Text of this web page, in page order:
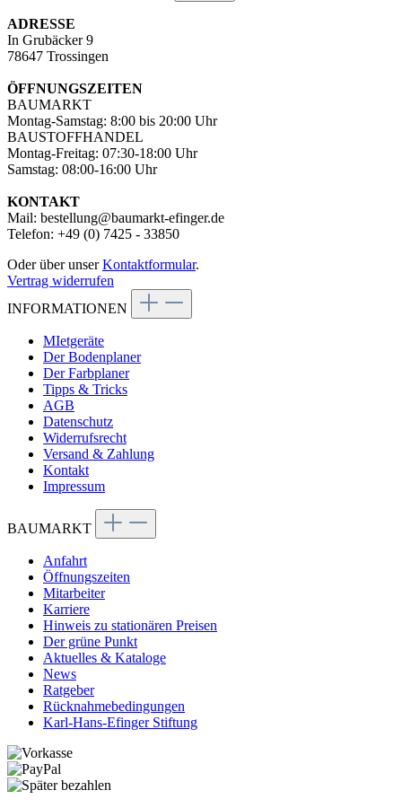
ADRESSE
In Grubäcker 9
78647 Trossingen
ÖFFNUNGSZEITEN
BAUMARKT
Montag-Samstag: 8:00 bis 20:00 Uhr
BAUSTOFFHANDEL
Montag-Freitag: 07:30-18:00 Uhr
Samstag: 08:00-16:00 Uhr
KONTAKT
Mail: bestellung@baumarkt-efinger.de
Telefon: +49 (0) 7425 - 33850
Oder über unserKontaktformular.
Vertrag widerrufen
INFORMATIONEN
MIetgeräte
Der Bodenplaner
Der Farbplaner
Tipps & Tricks
AGB
Datenschutz
Widerrufsrecht
Versand & Zahlung
Kontakt
Impressum
BAUMARKT
Anfahrt
Öffnungszeiten
Mitarbeiter
Karriere
Hinweis zu stationären Preisen
Der grüne Punkt
Aktuelles & Kataloge
News
Ratgeber
Rücknahmebedingungen
Karl-Hans-Efinger Stiftung